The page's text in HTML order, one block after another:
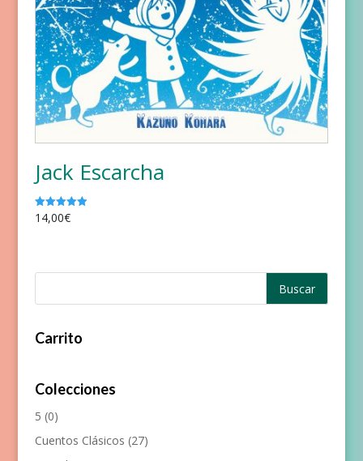
Jack Escarcha
Valorado
con
14,00€
Carrito
Colecciones
5 (0)
Cuentos Clásicos (27)